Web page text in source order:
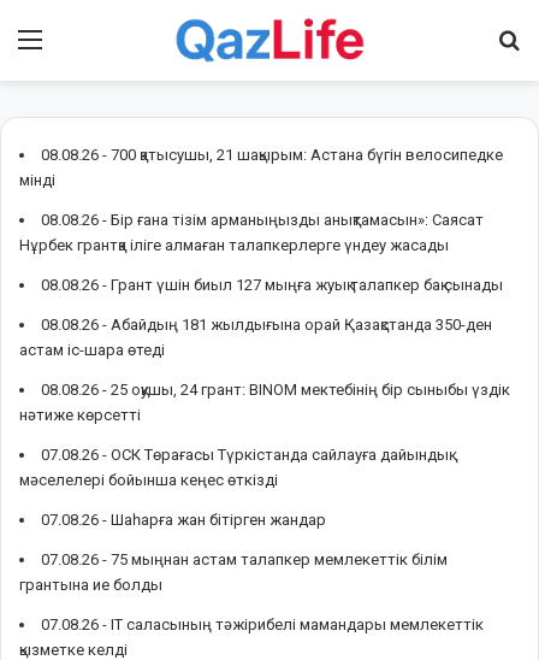
08.08.26 - 700 қатысушы, 21 шақырым: Астана бүгін велосипедке
мінді
08.08.26 - Бір ғана тізім арманыңызды анықтамасын»: Саясат
Нұрбек грантқа іліге алмаған талапкерлерге үндеу жасады
08.08.26 - Грант үшін биыл 127 мыңға жуық талапкер бақ сынады
08.08.26 - Абайдың 181 жылдығына орай Қазақстанда 350-ден
астам іс-шара өтеді
08.08.26 - 25 оқушы, 24 грант: BINOM мектебінің бір сыныбы үздік
нәтиже көрсетті
07.08.26 - ОСК Төрағасы Түркістанда сайлауға дайындық
мәселелері бойынша кеңес өткізді
07.08.26 - Шаһарға жан бітірген жандар
07.08.26 - 75 мыңнан астам талапкер мемлекеттік білім
грантына ие болды
07.08.26 - IT саласының тәжірибелі мамандары мемлекеттік
қызметке келді